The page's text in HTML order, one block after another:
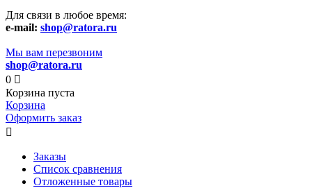
Для связи в любое время:
e-mail: shop@ratora.ru
Мы вам перезвоним
shop@ratora.ru
0 
Корзина пуста
Корзина
Оформить заказ

Заказы
Список сравнения
Отложенные товары